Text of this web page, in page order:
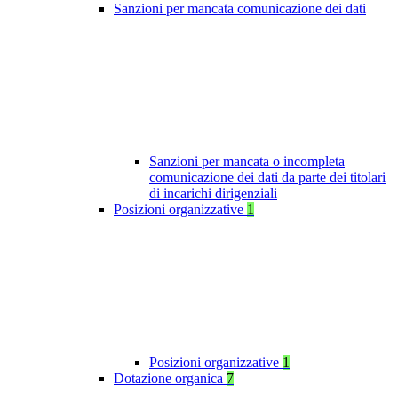
Sanzioni per mancata comunicazione dei dati
Sanzioni per mancata o incompleta
comunicazione dei dati da parte dei titolari
di incarichi dirigenziali
Posizioni organizzative 1
Posizioni organizzative 1
Dotazione organica 7